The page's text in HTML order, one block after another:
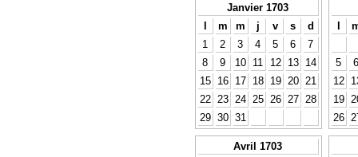
Janvier 1703
l
m m j v s
d
1
2 3 4 5 6
7
8
9 10 11 12 13
14
15
16 17 18 19 20
21
22
23 24 25 26 27
28
29 30 31
l
5
6
12
19
26
Avril 1703